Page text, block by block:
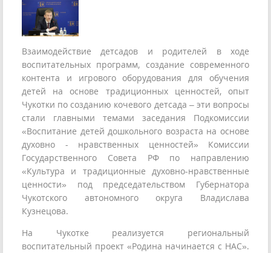
Взаимодействие детсадов и родителей в ходе
воспитательных программ, создание современного
контента и игрового оборудования для обучения
детей на основе традиционных ценностей, опыт
Чукотки по созданию кочевого детсада – эти вопросы
стали главными темами заседания Подкомиссии
«Воспитание детей дошкольного возраста на основе
духовно - нравственных ценностей» Комиссии
Государственного Совета РФ по направлению
«Культура и традиционные духовно-нравственные
ценности» под председательством Губернатора
Чукотского автономного округа Владислава
Кузнецова.
На Чукотке реализуется региональный
воспитательный проект «Родина начинается с НАС».